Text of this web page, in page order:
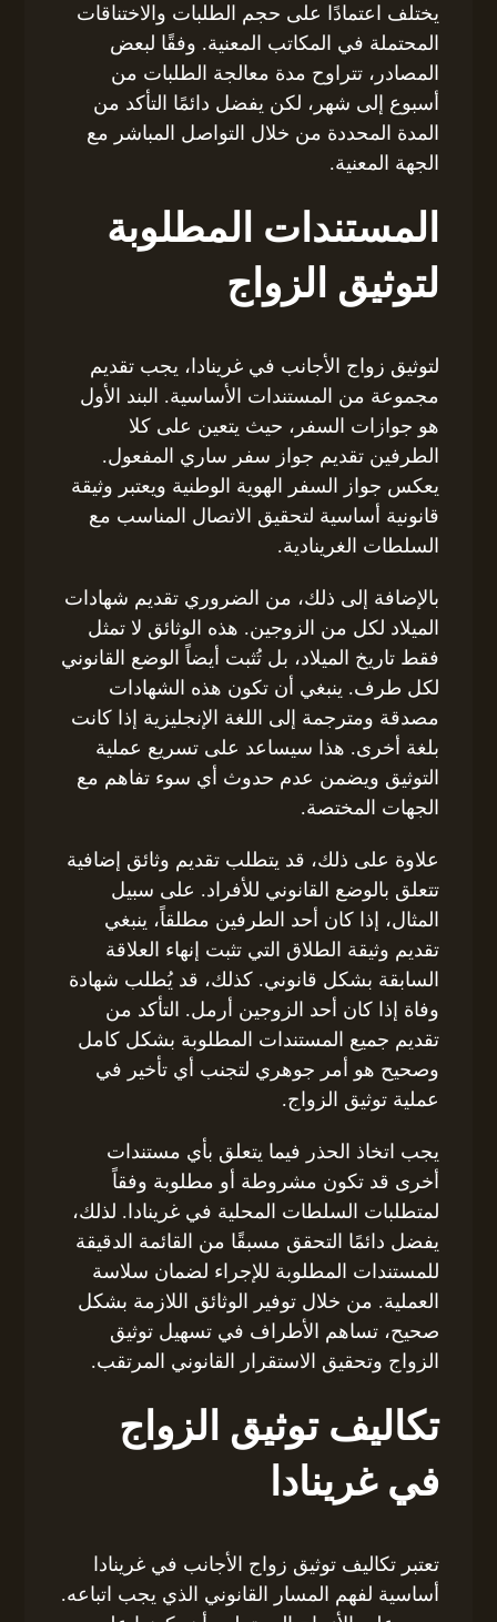
يختلف اعتمادًا على حجم الطلبات والاختناقات
المحتملة في المكاتب المعنية. وفقًا لبعض
المصادر، تتراوح مدة معالجة الطلبات من
أسبوع إلى شهر، لكن يفضل دائمًا التأكد من
المدة المحددة من خلال التواصل المباشر مع
الجهة المعنية.
المستندات المطلوبة
لتوثيق الزواج
لتوثيق زواج الأجانب في غرينادا، يجب تقديم
مجموعة من المستندات الأساسية. البند الأول
هو جوازات السفر، حيث يتعين على كلا
الطرفين تقديم جواز سفر ساري المفعول.
يعكس جواز السفر الهوية الوطنية ويعتبر وثيقة
قانونية أساسية لتحقيق الاتصال المناسب مع
السلطات الغرينادية.
بالإضافة إلى ذلك، من الضروري تقديم شهادات
الميلاد لكل من الزوجين. هذه الوثائق لا تمثل
فقط تاريخ الميلاد، بل تُثبت أيضاً الوضع القانوني
لكل طرف. ينبغي أن تكون هذه الشهادات
مصدقة ومترجمة إلى اللغة الإنجليزية إذا كانت
بلغة أخرى. هذا سيساعد على تسريع عملية
التوثيق ويضمن عدم حدوث أي سوء تفاهم مع
الجهات المختصة.
علاوة على ذلك، قد يتطلب تقديم وثائق إضافية
تتعلق بالوضع القانوني للأفراد. على سبيل
المثال، إذا كان أحد الطرفين مطلقاً، ينبغي
تقديم وثيقة الطلاق التي تثبت إنهاء العلاقة
السابقة بشكل قانوني. كذلك، قد يُطلب شهادة
وفاة إذا كان أحد الزوجين أرمل. التأكد من
تقديم جميع المستندات المطلوبة بشكل كامل
وصحيح هو أمر جوهري لتجنب أي تأخير في
عملية توثيق الزواج.
يجب اتخاذ الحذر فيما يتعلق بأي مستندات
أخرى قد تكون مشروطة أو مطلوبة وفقاً
لمتطلبات السلطات المحلية في غرينادا. لذلك،
يفضل دائمًا التحقق مسبقًا من القائمة الدقيقة
للمستندات المطلوبة للإجراء لضمان سلاسة
العملية. من خلال توفير الوثائق اللازمة بشكل
صحيح، تساهم الأطراف في تسهيل توثيق
الزواج وتحقيق الاستقرار القانوني المرتقب.
تكاليف توثيق الزواج
في غرينادا
تعتبر تكاليف توثيق زواج الأجانب في غرينادا
أساسية لفهم المسار القانوني الذي يجب اتباعه.